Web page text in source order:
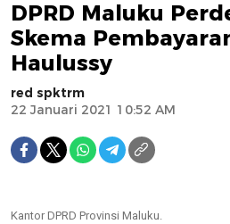
DPRD Maluku
Skema
Haulussy
red spktrm
22 Januari 2021 10:52 AM
Kantor DPRD Provinsi Maluku.